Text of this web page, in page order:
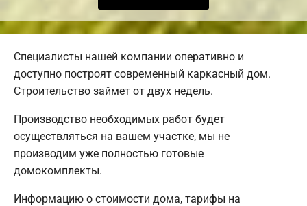
Специалисты нашей компании оперативно и
доступно построят современный каркасный дом.
Строительство займет от двух недель.
Производство необходимых работ будет
осуществляться на вашем участке, мы не
производим уже полностью готовые
домокомплекты.
Информацию о стоимости дома, тарифы на